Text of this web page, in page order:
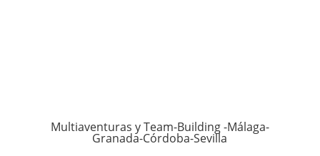
Multiaventuras y Team-Building -Málaga-
Granada-Córdoba-Sevilla